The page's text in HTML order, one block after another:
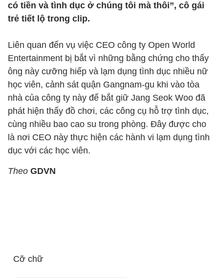
có tiền và tình dục ở chúng tôi mà thôi”, cô gái
trẻ tiết lộ trong clip.
Liên quan đến vụ việc CEO công ty Open World
Entertainment bị bắt vì những bằng chứng cho thấy
ông này cưỡng hiếp và lạm dụng tình dục nhiều nữ
học viên, cảnh sát quận Gangnam-gu khi vào tòa
nhà của công ty này để bắt giữ Jang Seok Woo đã
phát hiện thấy đồ chơi, các công cụ hỗ trợ tình dục,
cùng nhiều bao cao su trong phòng. Đây được cho
là nơi CEO này thực hiện các hành vi lạm dụng tình
dục với các học viên.
Theo GDVN
Cỡ chữ